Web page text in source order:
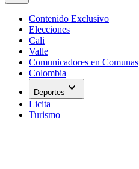
Contenido Exclusivo
Elecciones
Cali
Valle
Comunicadores en Comunas
Colombia
Deportes expand_more
Licita
Turismo